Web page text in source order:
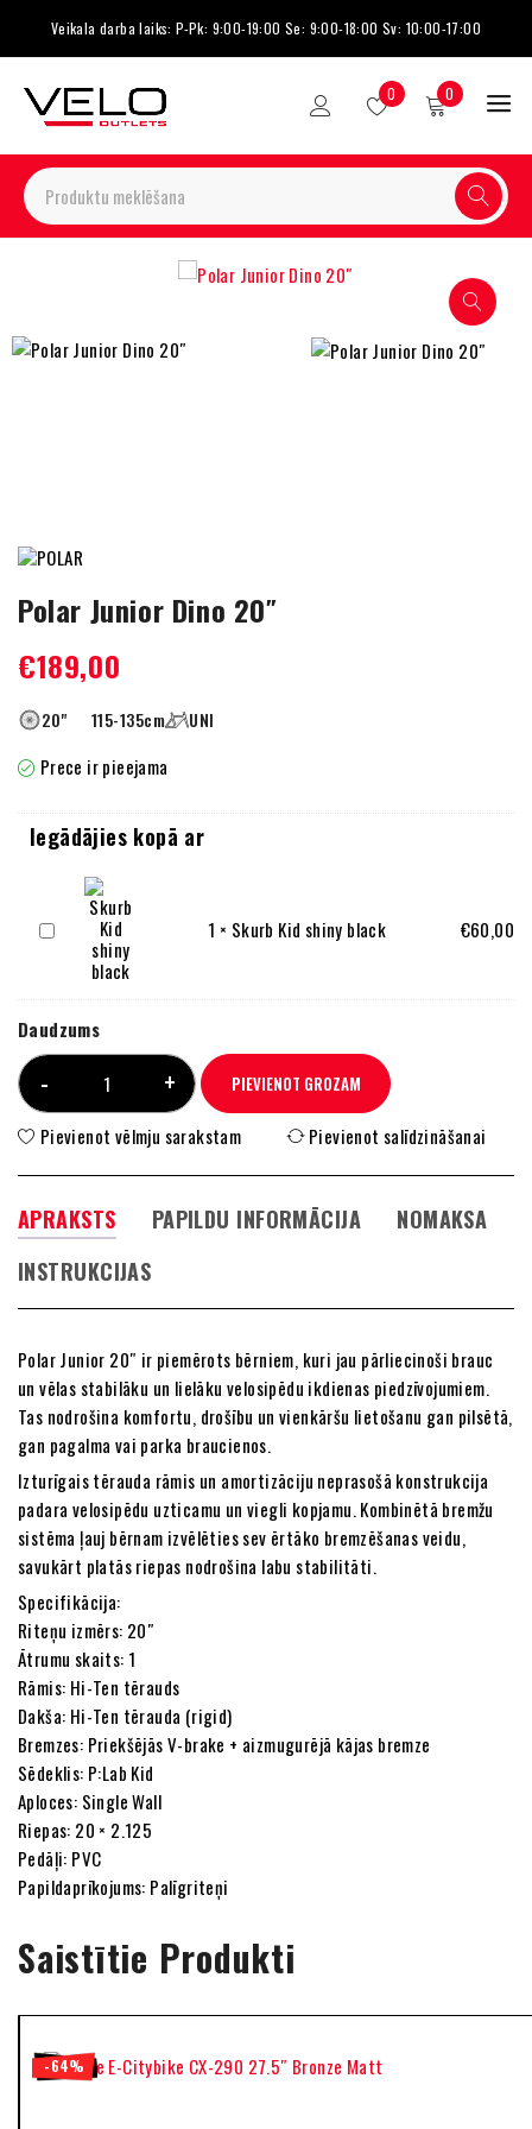
Veikala darba laiks: P-Pk: 9:00-19:00 Se: 9:00-18:00 Sv: 10:00-17:00
0 0
Polar Junior Dino 20″
€189,00
20" 115-135cm UNI
Prece ir pieejama
Iegādājies kopā ar
Skurb
black
1 × Skurb Kid shiny black €60,00
Daudzums
PIEVIENOT GROZAM
Pievienot vēlmju sarakstam Pievienot salīdzināšanai
APRAKSTS PAPILDU INFORMĀCIJA
NOMAKSA
INSTRUKCIJAS
Polar Junior 20″ ir piemērots bērniem, kuri jau pārliecinoši brauc
un vēlas stabilāku un lielāku velosipēdu ikdienas piedzīvojumiem.
Tas nodrošina komfortu, drošību un vienkāršu lietošanu gan pilsētā,
gan pagalma vai parka braucienos.
Izturīgais tērauda rāmis un amortizāciju neprasošā konstrukcija
padara velosipēdu uzticamu un viegli kopjamu. Kombinētā bremžu
sistēma ļauj bērnam izvēlēties sev ērtāko bremzēšanas veidu,
savukārt platās riepas nodrošina labu stabilitāti.
Specifikācija:
Riteņu izmērs: 20″
Ātrumu skaits: 1
Rāmis: Hi-Ten tērauds
Dakša: Hi-Ten tērauda (rigid)
Bremzes: Priekšējās V-brake + aizmugurējā kājas bremze
Sēdeklis: P:Lab Kid
Aploces: Single Wall
Riepas: 20 × 2.125
Pedāļi: PVC
Papildaprīkojums: Palīgriteņi
Saistītie Produkti
-7%
-10%
-64%
-22%
-11%
-24%
-26%
-55%
-7%
-10%
-64%